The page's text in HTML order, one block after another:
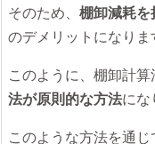
そのため、 棚卸減耗を
のデメリットになりま
このように、棚卸計算
法が原則的な方法にな
このような方法を通